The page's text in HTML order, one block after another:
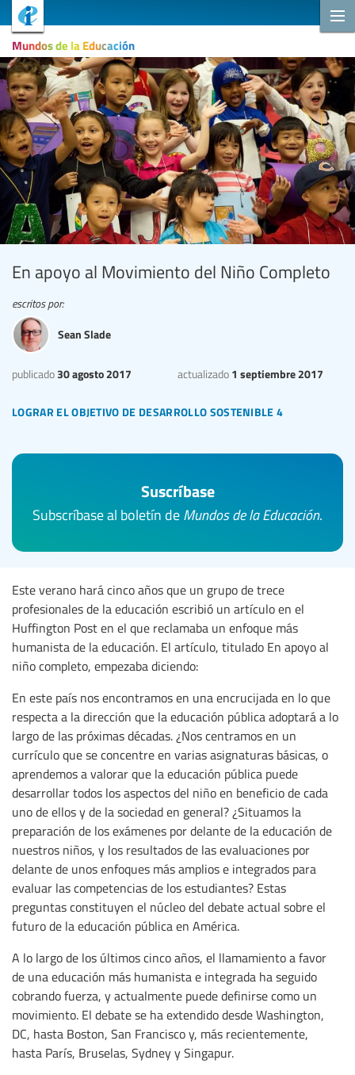
Mundos de la Educación
En apoyo al Movimiento del Niño Completo
lograr el objetivo de desarrollo sostenible 4
publicado 30 agosto 2017 actualizado 1 septiembre 2017
escritos por:
Sean Slade
Suscríbase
Subscríbase al boletín de Mundos de la Educación.
Este verano hará cinco años que un grupo de trece
profesionales de la educación escribió un artículo en el
Huffington Post en el que reclamaba un enfoque más
humanista de la educación. El artículo, titulado En apoyo al
niño completo, empezaba diciendo:
En este país nos encontramos en una encrucijada en lo que
respecta a la dirección que la educación pública adoptará a lo
largo de las próximas décadas. ¿Nos centramos en un
currículo que se concentre en varias asignaturas básicas, o
aprendemos a valorar que la educación pública puede
desarrollar todos los aspectos del niño en beneficio de cada
uno de ellos y de la sociedad en general? ¿Situamos la
preparación de los exámenes por delante de la educación de
nuestros niños, y los resultados de las evaluaciones por
delante de unos enfoques más amplios e integrados para
evaluar las competencias de los estudiantes? Estas
preguntas constituyen el núcleo del debate actual sobre el
futuro de la educación pública en América.
A lo largo de los últimos cinco años, el llamamiento a favor
de una educación más humanista e integrada ha seguido
cobrando fuerza, y actualmente puede definirse como un
movimiento. El debate se ha extendido desde Washington,
DC, hasta Boston, San Francisco y, más recientemente,
hasta París, Bruselas, Sydney y Singapur.